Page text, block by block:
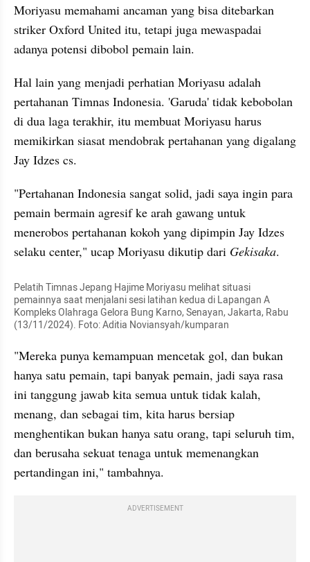
Moriyasu memahami ancaman yang bisa ditebarkan
striker Oxford United itu, tetapi juga mewaspadai
adanya potensi dibobol pemain lain.
Hal lain yang menjadi perhatian Moriyasu adalah
pertahanan Timnas Indonesia. 'Garuda' tidak kebobolan
di dua laga terakhir, itu membuat Moriyasu harus
memikirkan siasat mendobrak pertahanan yang digalang
Jay Idzes cs.
"Pertahanan Indonesia sangat solid, jadi saya ingin para
pemain bermain agresif ke arah gawang untuk
menerobos pertahanan kokoh yang dipimpin Jay Idzes
selaku center," ucap Moriyasu dikutip dari Gekisaka.
Pelatih Timnas Jepang Hajime Moriyasu melihat situasi
pemainnya saat menjalani sesi latihan kedua di Lapangan A
Kompleks Olahraga Gelora Bung Karno, Senayan, Jakarta, Rabu
(13/11/2024). Foto: Aditia Noviansyah/kumparan
"Mereka punya kemampuan mencetak gol, dan bukan
hanya satu pemain, tapi banyak pemain, jadi saya rasa
ini tanggung jawab kita semua untuk tidak kalah,
menang, dan sebagai tim, kita harus bersiap
menghentikan bukan hanya satu orang, tapi seluruh tim,
dan berusaha sekuat tenaga untuk memenangkan
pertandingan ini," tambahnya.
ADVERTISEMENT